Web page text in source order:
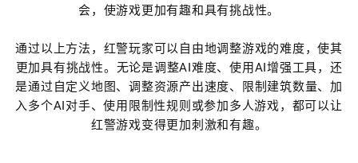
会，使游戏更加有趣和具有挑战性。
通过以上方法，红警玩家可以自由地调整游戏的难度，使其
更加具有挑战性。无论是调整AI难度、使用AI增强工具，还
是通过自定义地图、调整资源产出速度、限制建筑数量、加
入多个AI对手、使用限制性规则或参加多人游戏，都可以让
红警游戏变得更加刺激和有趣。